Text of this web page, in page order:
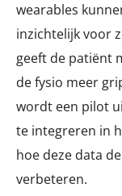
wearables
inzichtelijk voor
geeft de patiënt
de fysio meer
wordt een pilot
te integreren in
hoe deze data
verbeteren.